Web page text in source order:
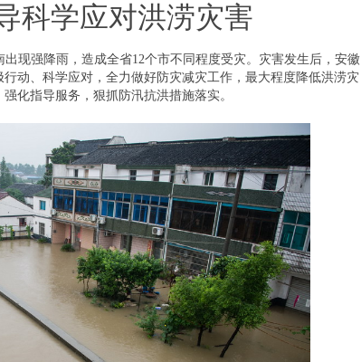
科学应对洪涝灾害
强降雨，造成全省12个市不同程度受灾。灾害发生后，安徽
动、科学应对，全力做好防灾减灾工作，最大程度降低洪涝灾
化指导服务，狠抓防汛抗洪措施落实。